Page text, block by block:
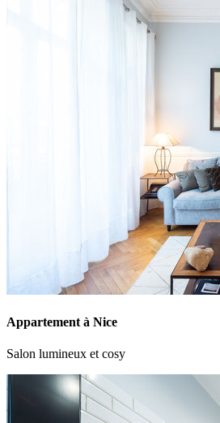
Appartement à Nice
Salon lumineux et cosy